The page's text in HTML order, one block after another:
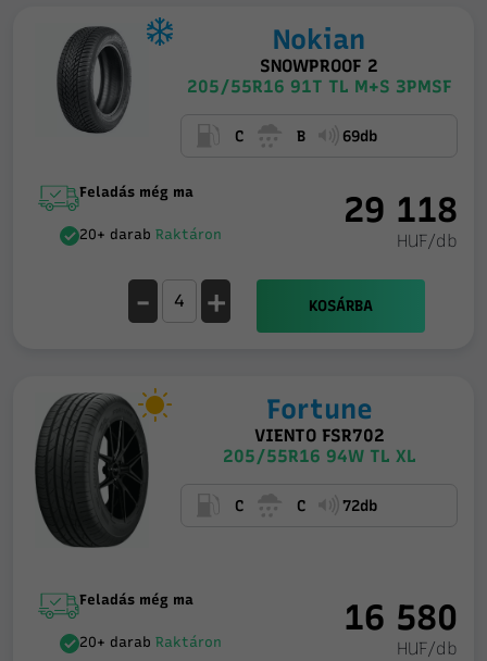
Nokian
SNOWPROOF 2
205/55R16 91T TL M+S 3PMSF
C B 69db
Feladás még ma
20+ darabRaktáron
29 118
HUF/db
- + KOSÁRBA
Fortune
VIENTO FSR702
205/55R16 94W TL XL
C C 72db
Feladás még ma
20+ darabRaktáron
16 580
HUF/db